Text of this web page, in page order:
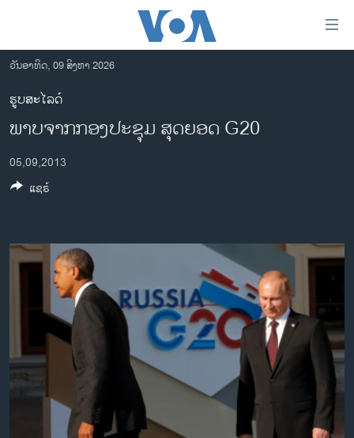
ເຂົ້າ
ຫາ
ຂ້າມ
ຂ້າມ
ໄປ
ຫາ
ລາວ
ອາເມຣິກາ
ການເລືອກຕັ້ງ ປະທານາທີບໍດີ ສະຫະລັດ 2024
ຂ່າວ​ຈີນ
ເອເຊຍ
ອິດສະຫຼະພາບດ້ານການຂ່າວ
ຊີວິດຊາວລາວ
ຊຸມຊົນຊາວລາວ
ວິທະຍາສາດ-ເທັກໂນໂລຈີ
ທຸລະກິດ
ພາສາອັງກິດ
ວັນອາທິດ, 09 ສິງຫາ 2026
ຮູບສະໄລດ໌
ພາບຈາກກອງປະຊຸມ ສຸດຍອດ G20
05,09,2013
ແຊຣ໌